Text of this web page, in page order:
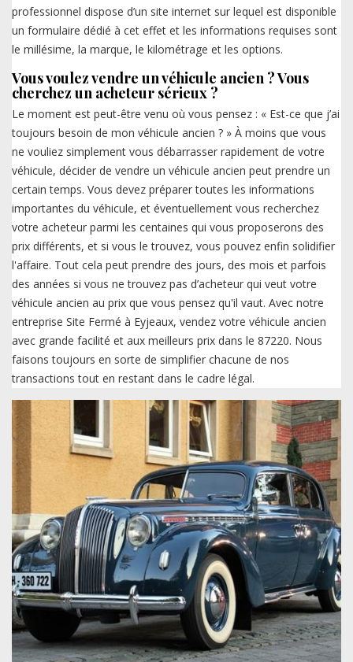
professionnel dispose d’un site internet sur lequel est disponible
un formulaire dédié à cet effet et les informations requises sont
le millésime, la marque, le kilométrage et les options.
Vous voulez vendre un véhicule ancien ? Vous
cherchez un acheteur sérieux ?
Le moment est peut-être venu où vous pensez : « Est-ce que j’ai
toujours besoin de mon véhicule ancien ? » À moins que vous
ne vouliez simplement vous débarrasser rapidement de votre
véhicule, décider de vendre un véhicule ancien peut prendre un
certain temps. Vous devez préparer toutes les informations
importantes du véhicule, et éventuellement vous recherchez
votre acheteur parmi les centaines qui vous proposerons des
prix différents, et si vous le trouvez, vous pouvez enfin solidifier
l'affaire. Tout cela peut prendre des jours, des mois et parfois
des années si vous ne trouvez pas d’acheteur qui veut votre
véhicule ancien au prix que vous pensez qu'il vaut. Avec notre
entreprise Site Fermé à Eyjeaux, vendez votre véhicule ancien
avec grande facilité et aux meilleurs prix dans le 87220. Nous
faisons toujours en sorte de simplifier chacune de nos
transactions tout en restant dans le cadre légal.